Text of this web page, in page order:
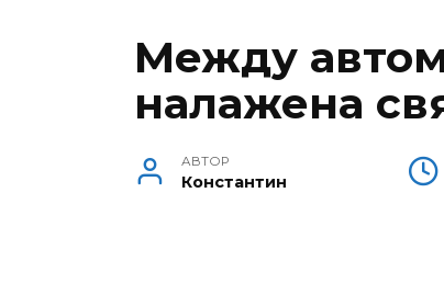
Между
налажена
АВТОР
Константин